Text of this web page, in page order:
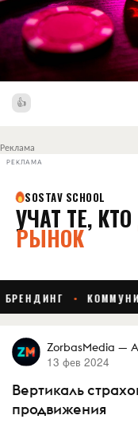
Реклама
РЕКЛАМА
ZorbasMedia —
13 фев 2024
Вертикаль
продвижения